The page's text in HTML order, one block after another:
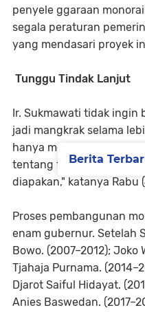
penyele ggaraan
segala peraturan
yang mendasari proyek
Tunggu Tindak Lanjut
Ir. Sukmawati tidak ingin
jadi mangkrak selama
hanya menunggu
tentang tiang monorail
diapakan," katanya
Proses pembangunan
enam gubernur. Setelah
Bowo. (2007–2012); Joko
Tjahaja Purnama.
Djarot Saiful Hidayat.
Anies Baswedan.
Berita